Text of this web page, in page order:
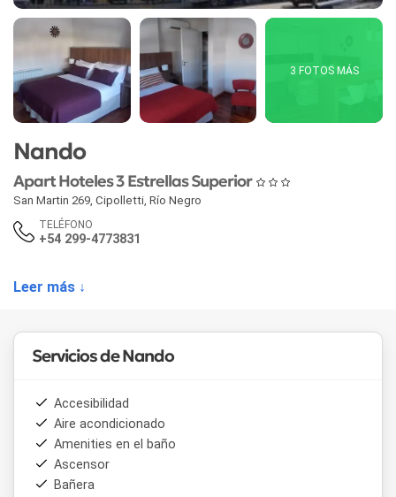
3 FOTOS MÁS
Nando
Apart Hoteles 3 Estrellas Superior
San Martin 269, Cipolletti, Río Negro
TELÉFONO
+54 299-4773831
Leer más ↓
Servicios de Nando
Accesibilidad
Aire acondicionado
Amenities en el baño
Ascensor
Bañera